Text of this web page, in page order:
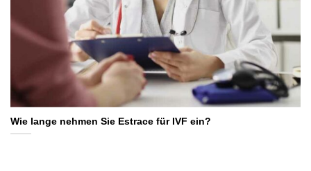
Wie lange nehmen Sie Estrace für IVF ein?